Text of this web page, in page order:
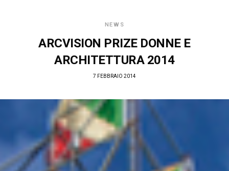
NEWS
ARCVISION PRIZE DONNE E
ARCHITETTURA 2014
7 FEBBRAIO 2014